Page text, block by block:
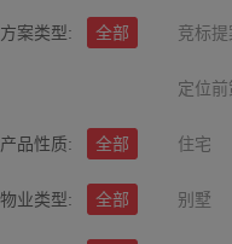
方案类型: 全部 竞标提
定位前
产品性质: 全部 住宅
物业类型: 全部 别墅